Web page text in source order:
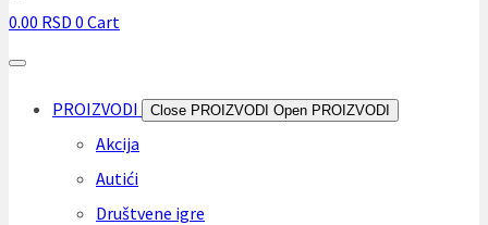
0.00 RSD 0 Cart
PROIZVODI Close PROIZVODI Open PROIZVODI
Akcija
Autići
Društvene igre